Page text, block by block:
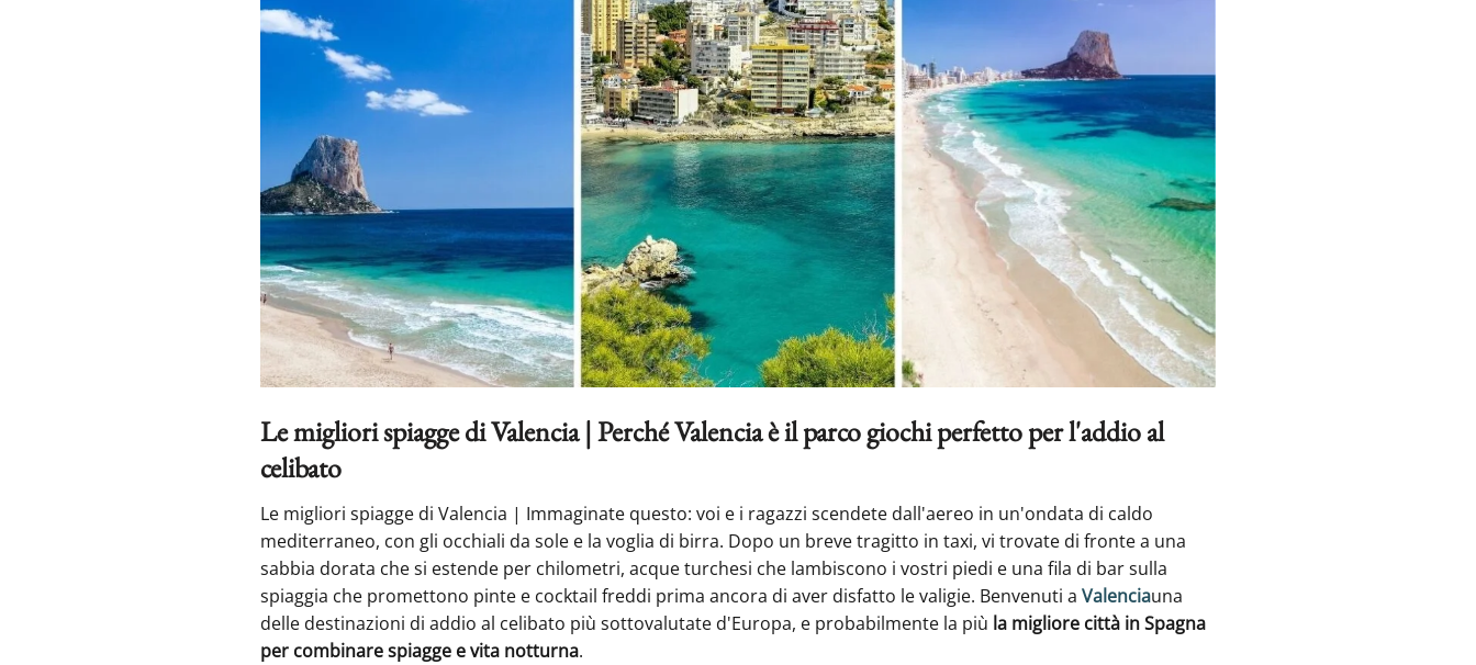
Le migliori spiagge di Valencia | Perché Valencia è il parco giochi perfetto per l'addio al
celibato
Le migliori spiagge di Valencia | Immaginate questo: voi e i ragazzi scendete dall'aereo in un'ondata di caldo
mediterraneo, con gli occhiali da sole e la voglia di birra. Dopo un breve tragitto in taxi, vi trovate di fronte a una
sabbia dorata che si estende per chilometri, acque turchesi che lambiscono i vostri piedi e una fila di bar sulla
spiaggia che promettono pinte e cocktail freddi prima ancora di aver disfatto le valigie. Benvenuti a Valenciauna
delle destinazioni di addio al celibato più sottovalutate d'Europa, e probabilmente la più la migliore città in Spagna
per combinare spiagge e vita notturna.